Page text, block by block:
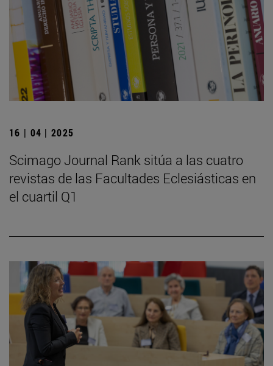
16 | 04 | 2025
Scimago Journal Rank sitúa a las cuatro
revistas de las Facultades Eclesiásticas en
el cuartil Q1